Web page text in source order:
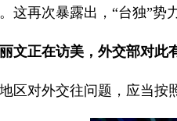
这再次暴露出，“台独”
文正在访美，外交部对此
区对外交往问题，应当按